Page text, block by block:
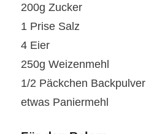
200g Zucker
1 Prise Salz
4 Eier
250g Weizenmehl
1/2 Päckchen Backpulver
etwas Paniermehl